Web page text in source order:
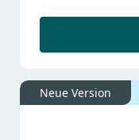
Neue Version